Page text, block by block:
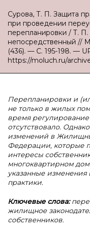
Сурова, Т. П. Защита
при проведении
перепланировки / Т. П.
непосредственный //
(436). — С. 195-198. —
https://moluch.ru/
Перепланировки и
не только в жилых
время
отсутствовало.
изменений в
Федерации, которые
интересы
многоквартирном
указанные
практики.
Ключевые слова:
жилищное
собственников.